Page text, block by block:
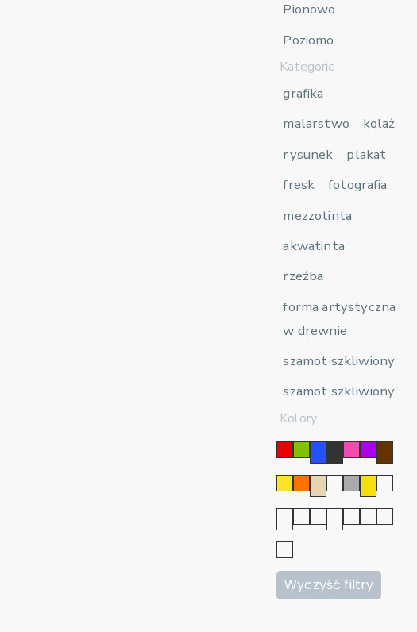
Pionowo
Poziomo
Kategorie
grafika
malarstwo
kolaż
rysunek
plakat
fresk
fotografia
mezzotinta
akwatinta
rzeźba
forma artystyczna
w drewnie
szamot szkliwiony
szamot szkliwiony
Kolory
Wyczyść filtry